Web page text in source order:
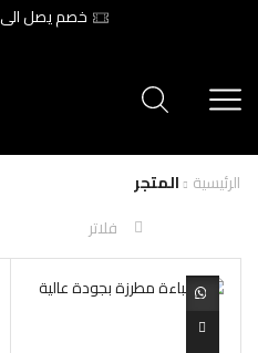
خصم يصل الى 50%
الرئيسية المتجر
فلاتر